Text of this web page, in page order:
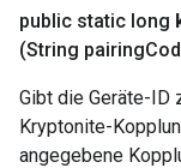
public static long
(String pairing
Gibt die Geräte-ID
Kryptonite-
angegebene